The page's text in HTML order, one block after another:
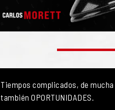
Tiempos complicados, de
también OPORTUNIDADES.